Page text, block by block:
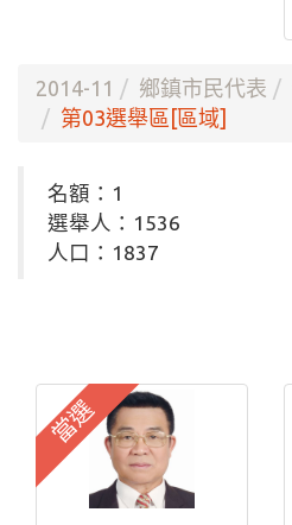
2014-11 鄉鎮市民代表
第03選舉區[區域]
名額：1
選舉人：1536
人口：1837
當選